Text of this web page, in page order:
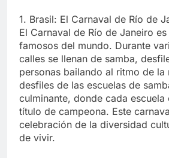
1. Brasil: El Carnaval de Río de
El Carnaval de Río de Janeiro
famosos del mundo. Durante
calles se llenan de samba,
personas bailando al ritmo de la
desfiles de las escuelas de
culminante, donde cada
título de campeona. Este
celebración de la diversidad
de vivir.